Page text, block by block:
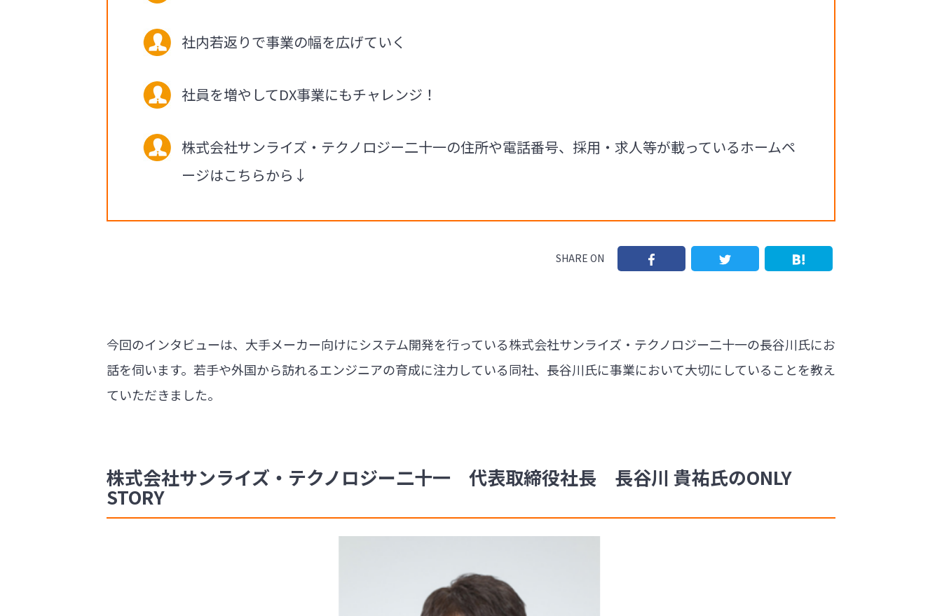
社内若返りで事業の幅を広げていく
社員を増やしてDX事業にもチャレンジ！
株式会社サンライズ・テクノロジー二十一の住所や電話番号、採用・求人等が載っているホームペ
ージはこちらから↓
SHARE ON
今回のインタビューは、大手メーカー向けにシステム開発を行っている株式会社サンライズ・テクノロジー二十一の長谷川氏にお
話を伺います。若手や外国から訪れるエンジニアの育成に注力している同社、長谷川氏に事業において大切にしていることを教え
ていただきました。
株式会社サンライズ・テクノロジー二十一 代表取締役社長 長谷川 貴祐氏のONLY
STORY